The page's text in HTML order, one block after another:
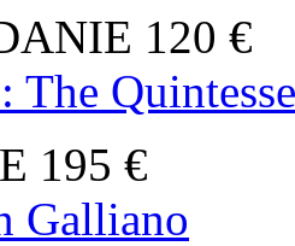
120 €
The
195 €
Galliano